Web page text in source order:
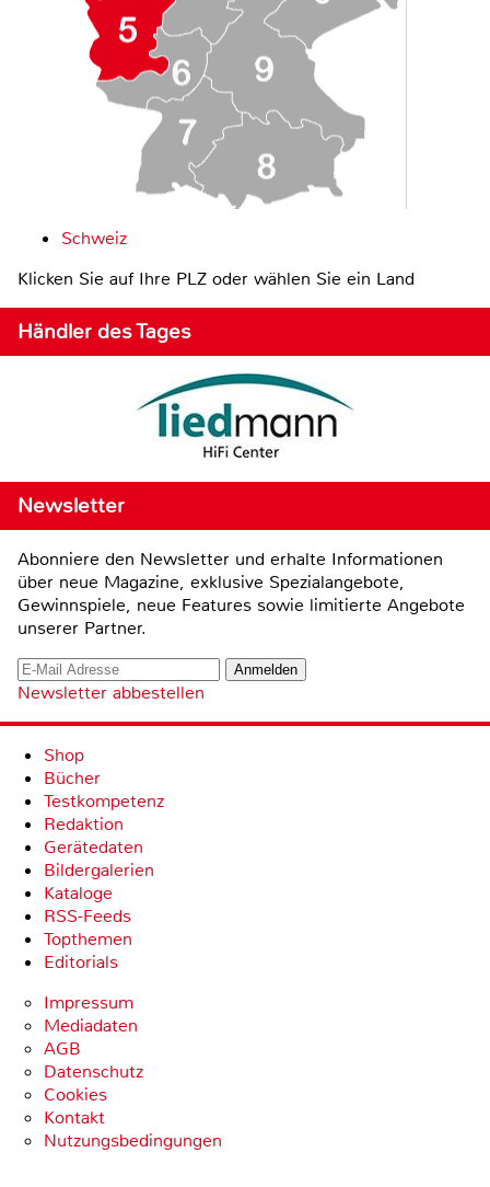
Schweiz
Klicken Sie auf Ihre PLZ oder wählen Sie ein Land
Händler des Tages
Newsletter
Abonniere den Newsletter und erhalte Informationen
über neue Magazine, exklusive Spezialangebote,
Gewinnspiele, neue Features sowie limitierte Angebote
unserer Partner.
Newsletter abbestellen
Shop
Bücher
Testkompetenz
Redaktion
Gerätedaten
Bildergalerien
Kataloge
RSS-Feeds
Topthemen
Editorials
Impressum
Mediadaten
AGB
Datenschutz
Cookies
Kontakt
Nutzungsbedingungen